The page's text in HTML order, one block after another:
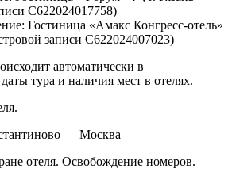
С622024017758)
Гостиница «Амакс Конгресс-отель»
записи С622024007023)
автоматически в
тура и наличия мест в отелях.
— Москва
отеля. Освобождение номеров.